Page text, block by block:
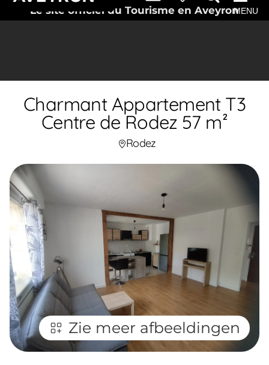
Le site officiel du Tourisme en AveyronMENU
Charmant Appartement T3
Centre de Rodez 57 m²
Rodez
Zie meer afbeeldingen